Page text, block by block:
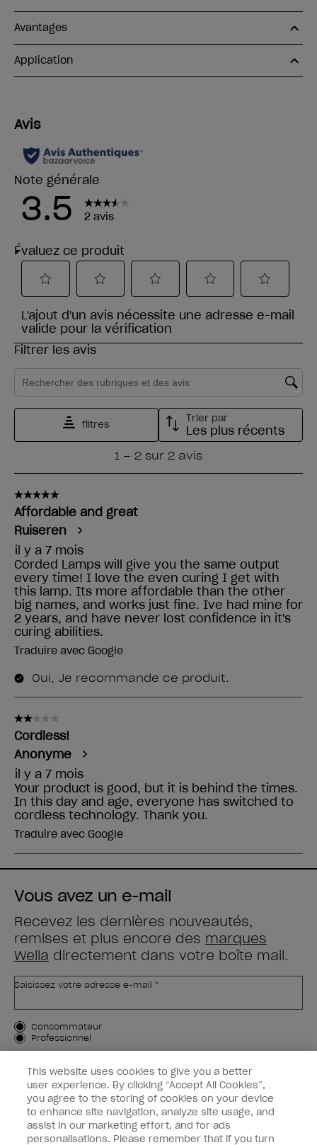
Avantages
Application
Vous avez un e-mail
Recevez les dernières nouveautés,
remises et plus encore des marques
Wella directement dans votre boîte mail.
Saisissez votre adresse e-mail *
Type de client
Consommateur
Professionnel
M'INSCRIRE
Informations clients
OPI & vous
This website uses cookies to give you a better
user experience. By clicking “Accept All Cookies”,
you agree to the storing of cookies on your device
to enhance site navigation, analyze site usage, and
assist in our marketing effort, and for ads
personalisations. Please remember that if you turn